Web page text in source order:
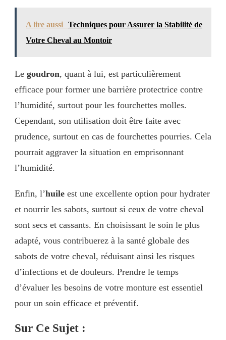
A lire aussi Techniques pour Assurer la Stabilité de
Votre Cheval au Montoir
Le goudron, quant à lui, est particulièrement
efficace pour former une barrière protectrice contre
l’humidité, surtout pour les fourchettes molles.
Cependant, son utilisation doit être faite avec
prudence, surtout en cas de fourchettes pourries. Cela
pourrait aggraver la situation en emprisonnant
l’humidité.
Enfin, l’huile est une excellente option pour hydrater
et nourrir les sabots, surtout si ceux de votre cheval
sont secs et cassants. En choisissant le soin le plus
adapté, vous contribuerez à la santé globale des
sabots de votre cheval, réduisant ainsi les risques
d’infections et de douleurs. Prendre le temps
d’évaluer les besoins de votre monture est essentiel
pour un soin efficace et préventif.
Sur Ce Sujet :